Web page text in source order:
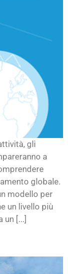
gli
a
globale.
modello per
un livello più
un [...]